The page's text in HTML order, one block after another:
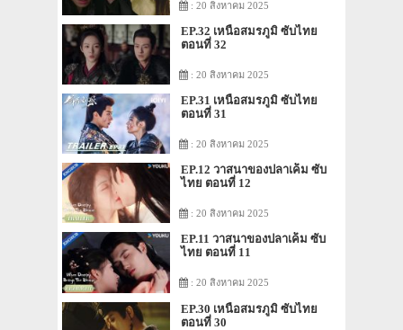
: 20 สิงหาคม 2025
EP.32 เหนือสมรภูมิ ซับไทย
ตอนที่ 32
: 20 สิงหาคม 2025
EP.31 เหนือสมรภูมิ ซับไทย
ตอนที่ 31
: 20 สิงหาคม 2025
EP.12 วาสนาของปลาเค็ม ซับ
ไทย ตอนที่ 12
: 20 สิงหาคม 2025
EP.11 วาสนาของปลาเค็ม ซับ
ไทย ตอนที่ 11
: 20 สิงหาคม 2025
EP.30 เหนือสมรภูมิ ซับไทย
ตอนที่ 30